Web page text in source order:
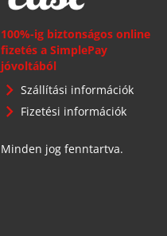
100%-ig biztonságos online
fizetés a SimplePay
jóvoltából
Szállítási információk
Fizetési információk
Minden jog fenntartva.